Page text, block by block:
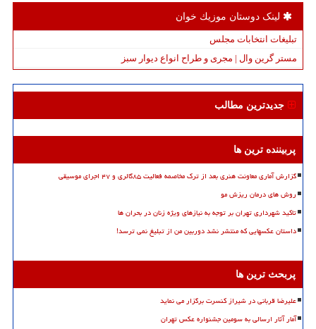
لینک دوستان موزیك خوان
تبلیغات انتخابات مجلس
مستر گرین وال | مجری و طراح انواع دیوار سبز
جدیدترین مطالب
پربیننده ترین ها
گزارش آماری معاونت هنری بعد از ترک مخاصمه فعالیت ۸۵گالری و ۴۷ اجرای موسیقی
روش های درمان ریزش مو
تاکید شهرداری تهران بر توجه به نیازهای ویژه زنان در بحران ها
داستان عکسهایی که منتشر نشد دوربین من از تبلیغ نمی ترسد!
پربحث ترین ها
علیرضا قربانی در شیراز کنسرت برگزار می نماید
آمار آثار ارسالی به سومین جشنواره عکس تهران